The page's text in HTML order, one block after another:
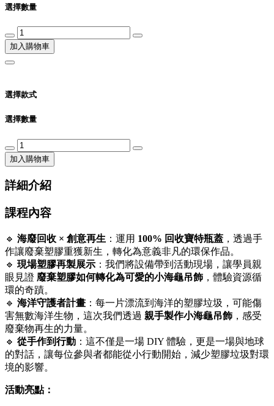
選擇數量
加入購物車
選擇款式
選擇數量
加入購物車
詳細介紹
課程內容
🔹 海廢回收 × 創意再生 ：運用 100% 回收寶特瓶蓋 ，透過手
作讓廢棄塑膠重獲新生，轉化為意義非凡的環保作品。
🔹 現場塑膠再製展示 ：我們將設備帶到活動現場，讓學員親
眼見證 廢棄塑膠如何轉化為可愛的小海龜吊飾 ，體驗資源循
環的奇蹟。
🔹 海洋守護者計畫 ：每一片漂流到海洋的塑膠垃圾，可能傷
害無數海洋生物，這次我們透過 親手製作小海龜吊飾 ，感受
廢棄物再生的力量。
🔹 從手作到行動 ：這不僅是一場 DIY 體驗，更是一場與地球
的對話，讓每位參與者都能從小行動開始，減少塑膠垃圾對環
境的影響。
活動亮點：